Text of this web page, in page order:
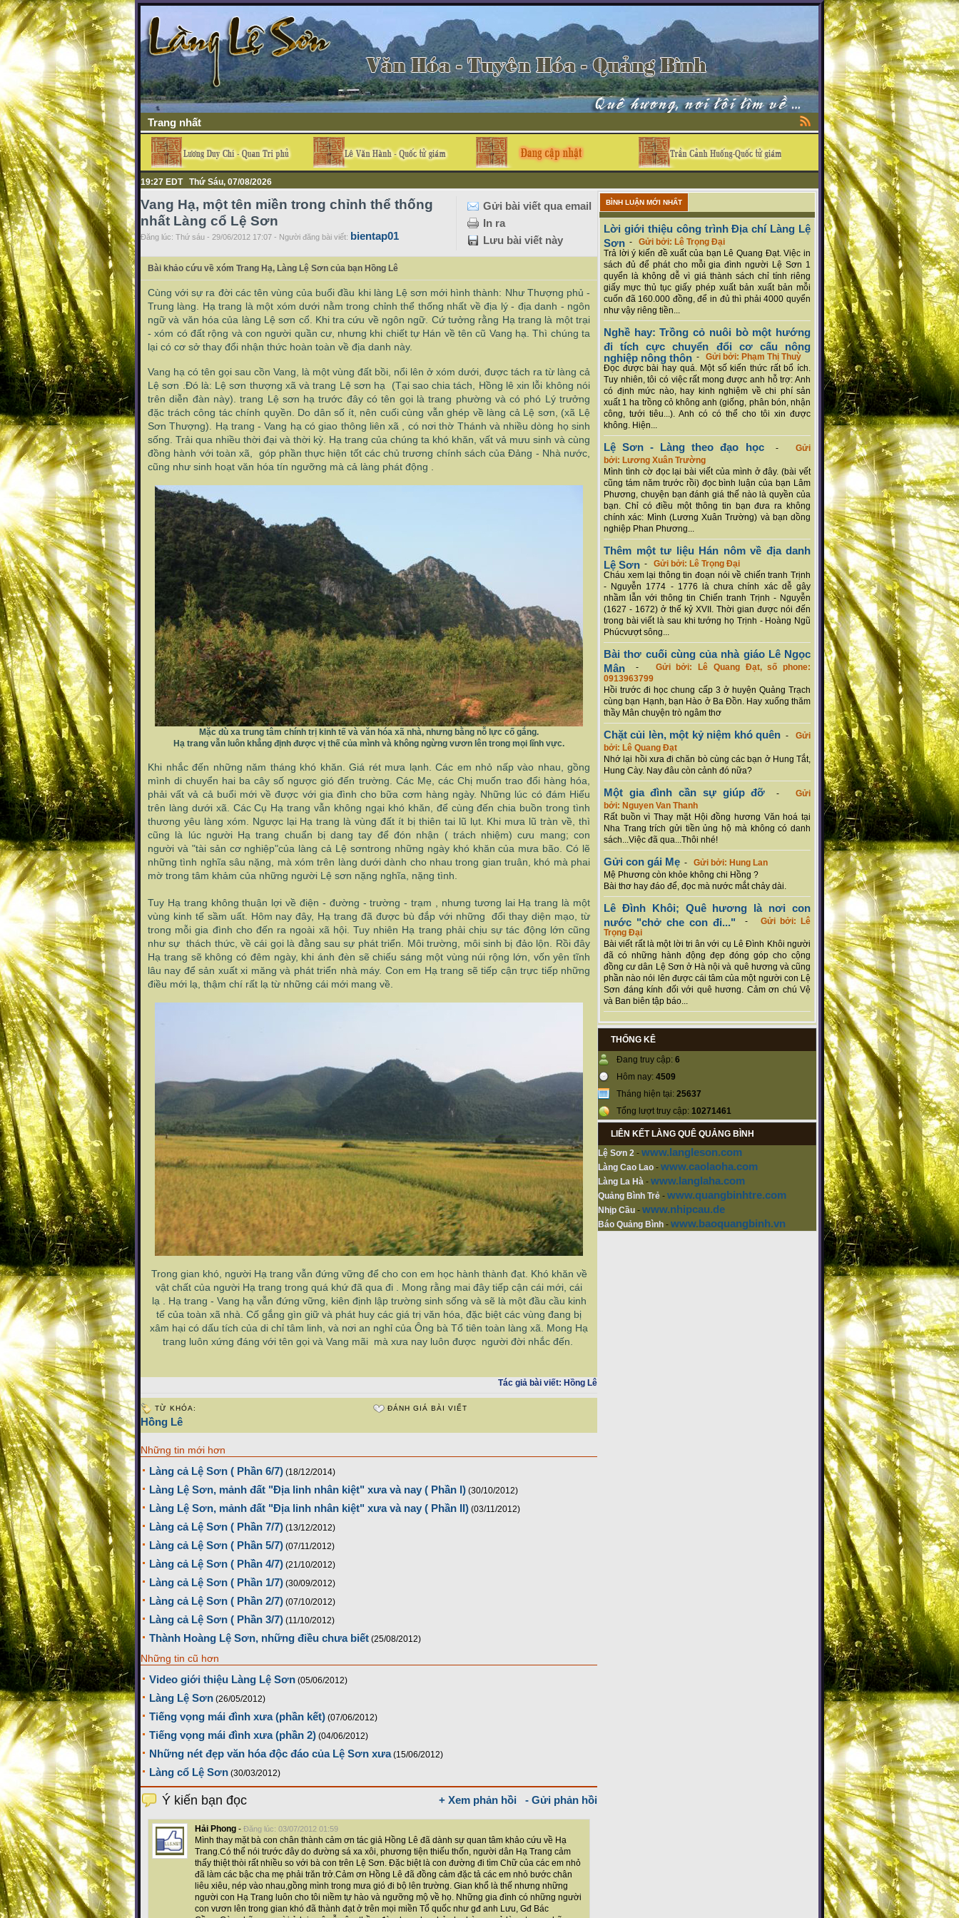
Trang nhất
19:27 EDT Thứ Sáu, 07/08/2026
Gửi bài viết qua email
In ra
Lưu bài viết này
Vang Hạ, một tên miền trong chỉnh thể thống
nhất Làng cổ Lệ Sơn
Đăng lúc: Thứ sáu - 29/06/2012 17:07 - Người đăng bài viết: bientap01
Bài khảo cứu về xóm Trang Hạ, Làng Lệ Sơn của bạn Hồng Lê
Cùng với sự ra đời các tên vùng của buổi đầu khi làng Lệ sơn mới hình thành: Như Thượng phủ -
Trung làng. Hạ trang là một xóm dưới nằm trong chỉnh thể thống nhất về địa lý - địa danh - ngôn
ngữ và văn hóa của làng Lệ sơn cổ. Khi tra cứu về ngôn ngữ. Cứ tưởng rằng Hạ trang là một trại
- xóm có đất rộng và con người quần cư, nhưng khi chiết tự Hán về tên cũ Vang hạ. Thì chúng ta
lại có cơ sở thay đổi nhận thức hoàn toàn về địa danh này.
Vang hạ có tên gọi sau cồn Vang, là một vùng đất bồi, nổi lên ở xóm dưới, được tách ra từ làng cả
Lệ sơn .Đó là: Lệ sơn thượng xã và trang Lệ sơn hạ (Tại sao chia tách, Hồng lê xin lỗi không nói
trên diễn đàn này).trang Lệ sơn hạ trước đây có tên gọi là trang phường và có phó Lý trưởng
đặc trách công tác chính quyền. Do dân số ít, nên cuối cùng vẫn ghép về làng cả Lệ sơn, (xã Lệ
Sơn Thượng). Hạ trang - Vang hạ có giao thông liên xã , có nơi thờ Thánh và nhiều dòng họ sinh
sống. Trải qua nhiều thời đại và thời kỳ. Hạ trang của chúng ta khó khăn, vất vả mưu sinh và cùng
đồng hành với toàn xã, góp phần thực hiện tốt các chủ trương chính sách của Đảng - Nhà nước,
cũng như sinh hoạt văn hóa tín ngưỡng mà cả làng phát động .
Mặc dù xa trung tâm chính trị kinh tế và văn hóa xã nhà, nhưng bằng nỗ lực cố gắng.
Hạ trang vẫn luôn khẳng định được vị thế của mình và không ngừng vươn lên trong mọi lĩnh vực.
Khi nhắc đến những năm tháng khó khăn. Giá rét mưa lạnh. Các em nhỏ nấp vào nhau, gồng
mình di chuyển hai ba cây số ngược gió đến trường. Các Mẹ, các Chị muốn trao đổi hàng hóa,
phải vất vả cả buổi mới về được với gia đình cho bữa cơm hàng ngày. Những lúc có đám Hiếu
trên làng dưới xã. Các Cụ Hạ trang vẫn không ngại khó khăn, để cùng đến chia buồn trong tình
thương yêu làng xóm. Ngược lại Hạ trang là vùng đất ít bị thiên tai lũ lụt. Khi mưa lũ tràn về, thì
cũng là lúc người Hạ trang chuẩn bị dang tay để đón nhận ( trách nhiệm) cưu mang; con
người và "tài sản cơ nghiệp"của làng cả Lệ sơntrong những ngày khó khăn của mưa bão. Có lẽ
những tình nghĩa sâu nặng, mà xóm trên làng dưới dành cho nhau trong gian truân, khó mà phai
mờ trong tâm khảm của những người Lệ sơn nặng nghĩa, nặng tình.
Tuy Hạ trang không thuận lợi về điện - đường - trường - trạm , nhưng tương lai Hạ trang là một
vùng kinh tế sầm uất. Hôm nay đây, Hạ trang đã được bù đắp với những đổi thay diện mạo, từ
trong mỗi gia đình cho đến ra ngoài xã hội. Tuy nhiên Hạ trang phải chịu sự tác động lớn cũng
như sự thách thức, về cái gọi là đằng sau sự phát triển. Môi trường, môi sinh bị đảo lộn. Rồi đây
Hạ trang sẽ không có đêm ngày, khi ánh đèn sẽ chiếu sáng một vùng núi rộng lớn, vốn yên tĩnh
lâu nay để sản xuất xi măng và phát triển nhà máy. Con em Hạ trang sẽ tiếp cận trực tiếp những
điều mới lạ, thậm chí rất lạ từ những cái mới mang về.
Trong gian khó, người Hạ trang vẫn đứng vững để cho con em học hành thành đạt. Khó khăn về
vật chất của người Hạ trang trong quá khứ đã qua đi . Mong rằng mai đây tiếp cận cái mới, cái
lạ . Hạ trang - Vang hạ vẫn đứng vững, kiên định lập trường sinh sống và sẽ là một đầu cầu kinh
tế của toàn xã nhà. Cố gắng gìn giữ và phát huy các giá trị văn hóa, đặc biệt các vùng đang bị
xâm hại có dấu tích của di chỉ tâm linh, và nơi an nghỉ của Ông bà Tổ tiên toàn làng xã. Mong Hạ
trang luôn xứng đáng với tên gọi và Vang mãi mà xưa nay luôn được người đời nhắc đến.
Tác giả bài viết: Hồng Lê
TỪ KHÓA:
Hồng Lê
ĐÁNH GIÁ BÀI VIẾT
Những tin mới hơn
Làng cả Lệ Sơn ( Phần 6/7) (18/12/2014)
Làng Lệ Sơn, mảnh đất "Địa linh nhân kiệt" xưa và nay ( Phần I) (30/10/2012)
Làng Lệ Sơn, mảnh đất "Địa linh nhân kiệt" xưa và nay ( Phần II) (03/11/2012)
Làng cả Lệ Sơn ( Phần 7/7) (13/12/2012)
Làng cả Lệ Sơn ( Phần 5/7) (07/11/2012)
Làng cả Lệ Sơn ( Phần 4/7) (21/10/2012)
Làng cả Lệ Sơn ( Phần 1/7) (30/09/2012)
Làng cả Lệ Sơn ( Phần 2/7) (07/10/2012)
Làng cả Lệ Sơn ( Phần 3/7) (11/10/2012)
Thành Hoàng Lệ Sơn, những điều chưa biết (25/08/2012)
Những tin cũ hơn
Video giới thiệu Làng Lệ Sơn (05/06/2012)
Làng Lệ Sơn (26/05/2012)
Tiếng vọng mái đình xưa (phần kết) (07/06/2012)
Tiếng vọng mái đình xưa (phần 2) (04/06/2012)
Những nét đẹp văn hóa độc đáo của Lệ Sơn xưa (15/06/2012)
Làng cổ Lệ Sơn (30/03/2012)
+ Xem phản hồi - Gửi phản hồi
Ý kiến bạn đọc
Hải Phong - Đăng lúc: 03/07/2012 01:59
Mình thay mặt bà con chân thành cảm ơn tác giả Hồng Lê đã dành sự quan tâm khảo cứu về Hạ
Trang.Có thể nói trước đây do đường sá xa xôi, phương tiện thiếu thốn, người dân Hạ Trang cảm
thấy thiệt thòi rất nhiều so với bà con trên Lệ Sơn. Đặc biệt là con đường đi tìm Chữ của các em nhỏ
đã làm các bậc cha mẹ phải trăn trở.Cảm ơn Hồng Lê đã đồng cảm đặc tả các em nhỏ bước chân
liêu xiêu, nép vào nhau,gồng mình trong mưa gió đi bộ lên trường. Gian khổ là thế nhưng những
người con Hạ Trang luôn cho tôi niềm tự hào và ngưỡng mộ về họ. Những gia đình có những người
con vươn lên trong gian khó đã thành đạt ở trên mọi miền Tổ quốc như gđ anh Lưu, Gđ Bác
BÌNH LUẬN MỚI NHẤT
Lời giới thiệu công trình Địa chí Làng Lệ
Sơn - Gửi bởi: Lê Trọng Đại
Trả lời ý kiến đề xuất của bạn Lê Quang Đạt. Việc in
sách đủ để phát cho mỗi gia đình người Lệ Sơn 1
quyển là không dễ vì giá thành sách chỉ tính riêng
giấy mực thủ tục giấy phép xuất bản xuất bản mỗi
cuốn đã 160.000 đồng, để in đủ thì phải 4000 quyển
như vậy riêng tiền...
Nghề hay: Trồng cỏ nuôi bò một hướng
đi tích cực chuyển đổi cơ cấu nông
nghiệp nông thôn - Gửi bởi: Phạm Thị Thuỳ
Đọc được bài hay quá. Một số kiến thức rất bổ ích.
Tuy nhiên, tôi có việc rất mong được anh hỗ trợ: Anh
có định mức nào, hay kinh nghiệm về chi phí sản
xuất 1 ha trồng cỏ không anh (giống, phân bón, nhận
công, tưới tiêu...). Anh có có thể cho tôi xin được
không. Hiện...
Lệ Sơn - Làng theo đạo học-Gửi
bởi: Lương Xuân Trường
Mình tình cờ đọc lại bài viết của mình ở đây. (bài vết
cũng tám năm trước rồi) đọc bình luận của bạn Lâm
Phương, chuyện bạn đánh giá thế nào là quyền của
bạn. Chỉ có điều một thông tin bạn đưa ra không
chính xác: Mình (Lương Xuân Trường) và bạn dồng
nghiệp Phan Phương...
Thêm một tư liệu Hán nôm về địa danh
Lệ Sơn - Gửi bởi: Lê Trọng Đại
Cháu xem lại thông tin đoạn nói về chiến tranh Trịnh
- Nguyễn 1774 - 1776 là chưa chính xác dễ gây
nhầm lẫn với thông tin Chiến tranh Trịnh - Nguyễn
(1627 - 1672) ở thế kỷ XVII. Thời gian được nói đến
trong bài viết là sau khi tướng họ Trịnh - Hoàng Ngũ
Phúcvượt sông...
Bài thơ cuối cùng của nhà giáo Lê Ngọc
Mân - Gửi bởi: Lê Quang Đạt, số phone:
0913963799
Hồi trước đi học chung cấp 3 ở huyện Quảng Trạch
cùng bạn Hạnh, bạn Hào ở Ba Đồn. Hay xuống thăm
thầy Mân chuyện trò ngâm thơ
Chặt củi lèn, một kỷ niệm khó quên-Gửi
bởi: Lê Quang Đạt
Nhớ lại hồi xưa đi chăn bò cùng các bạn ở Hung Tắt,
Hung Cày. Nay đâu còn cảnh đó nữa?
Một gia đình cần sự giúp đỡ -Gửi
bởi: Nguyen Van Thanh
Rất buồn vì Thay mặt Hội đồng hương Văn hoá tại
Nha Trang trích gửi tiền ủng hộ mà không có danh
sách...Việc đã qua...Thôi nhé!
Gửi con gái Mẹ - Gửi bởi: Hung Lan
Mệ Phương còn khỏe không chi Hồng ?
Bài thơ hay đáo để, đọc mà nước mắt chảy dài.
Lê Đình Khôi; Quê hương là nơi con
nước "chở che con đi..." - Gửi bởi: Lê
Trọng Đại
Bài viết rất là một lời tri ân với cụ Lê Đình Khôi người
đã có những hành động đẹp đóng góp cho cộng
đồng cư dân Lệ Sơn ở Hà nội và quê hương và cũng
phần nào nói lên được cái tâm của một người con Lệ
Sơn đáng kính đối với quê hương. Cảm ơn chú Vệ
và Ban biên tập báo...
THỐNG KÊ
Đang truy cập: 6
Hôm nay: 4509
Tháng hiện tại: 25637
Tổng lượt truy cập: 10271461
LIÊN KẾT LÀNG QUÊ QUẢNG BÌNH
Lệ Sơn 2 - www.langleson.com
Làng Cao Lao - www.caolaoha.com
Làng La Hà - www.langlaha.com
Quảng Bình Trẻ - www.quangbinhtre.com
Nhịp Cầu - www.nhipcau.de
Báo Quảng Bình - www.baoquangbinh.vn